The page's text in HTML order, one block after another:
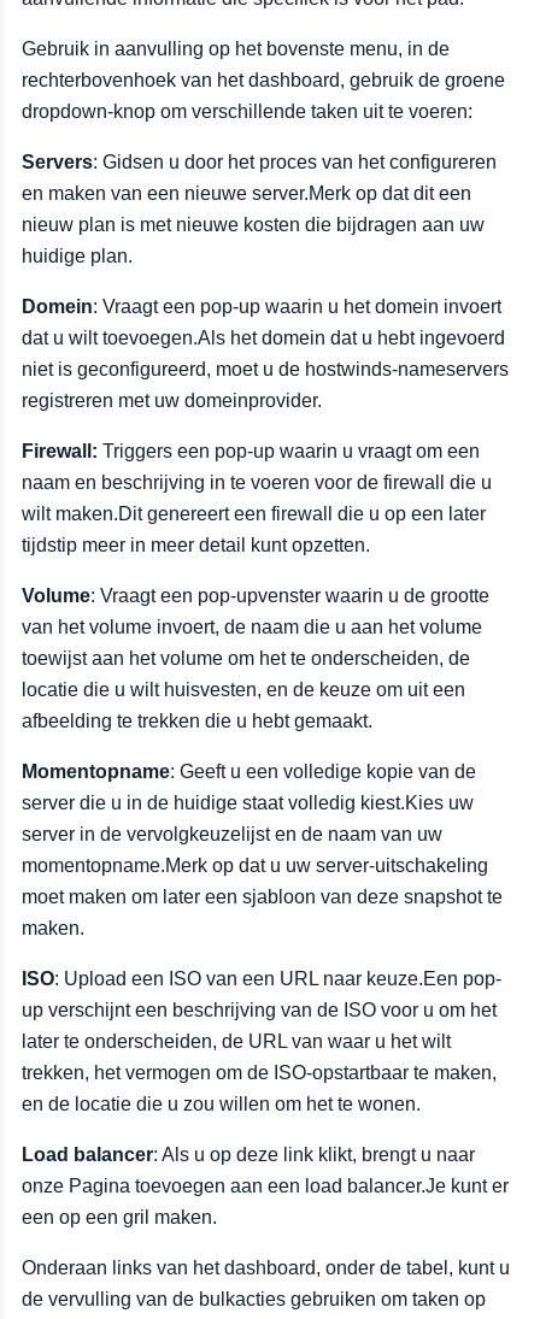
Gebruik in aanvulling op het bovenste menu, in de
rechterbovenhoek van het dashboard, gebruik de groene
dropdown-knop om verschillende taken uit te voeren:
Servers: Gidsen u door het proces van het configureren
en maken van een nieuwe server.Merk op dat dit een
nieuw plan is met nieuwe kosten die bijdragen aan uw
huidige plan.
Domein: Vraagt een pop-up waarin u het domein invoert
dat u wilt toevoegen.Als het domein dat u hebt ingevoerd
niet is geconfigureerd, moet u de hostwinds-nameservers
registreren met uw domeinprovider.
Firewall: Triggers een pop-up waarin u vraagt om een
naam en beschrijving in te voeren voor de firewall die u
wilt maken.Dit genereert een firewall die u op een later
tijdstip meer in meer detail kunt opzetten.
Volume: Vraagt een pop-upvenster waarin u de grootte
van het volume invoert, de naam die u aan het volume
toewijst aan het volume om het te onderscheiden, de
locatie die u wilt huisvesten, en de keuze om uit een
afbeelding te trekken die u hebt gemaakt.
Momentopname: Geeft u een volledige kopie van de
server die u in de huidige staat volledig kiest.Kies uw
server in de vervolgkeuzelijst en de naam van uw
momentopname.Merk op dat u uw server-uitschakeling
moet maken om later een sjabloon van deze snapshot te
maken.
ISO: Upload een ISO van een URL naar keuze.Een pop-
up verschijnt een beschrijving van de ISO voor u om het
later te onderscheiden, de URL van waar u het wilt
trekken, het vermogen om de ISO-opstartbaar te maken,
en de locatie die u zou willen om het te wonen.
Load balancer: Als u op deze link klikt, brengt u naar
onze Pagina toevoegen aan een load balancer.Je kunt er
een op een gril maken.
Onderaan links van het dashboard, onder de tabel, kunt u
de vervulling van de bulkacties gebruiken om taken op